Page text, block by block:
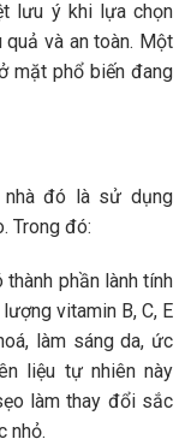
lưu ý khi lựa chọn
và an toàn. Một
mặt phổ biến đang
đó là sử dụng
Trong đó:
thành phần lành tính
vitamin B, C, E
làm sáng da, ức
liệu tự nhiên này
làm thay đổi sắc
nhỏ.